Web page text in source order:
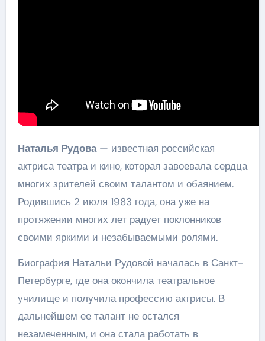
Наталья Рудова— известная российская
актриса театра и кино, которая завоевала сердца
многих зрителей своим талантом и обаянием.
Родившись 2 июля 1983 года, она уже на
протяжении многих лет радует поклонников
своими яркими и незабываемыми ролями.
Биография Натальи Рудовой началась в Санкт-
Петербурге, где она окончила театральное
училище и получила профессию актрисы. В
дальнейшем ее талант не остался
незамеченным, и она стала работать в